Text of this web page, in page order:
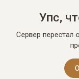
Упс,
Сервер перестал